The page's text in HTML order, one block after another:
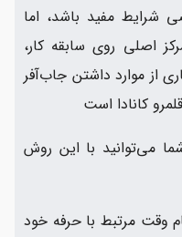
شرایط مفید باشد، اما
اصلی روی سابقه کار،
از موارد داشتن جاب‌آفر
کانادا است
می‌توانید با این روش
تمام وقت مرتبط با حرفه خود